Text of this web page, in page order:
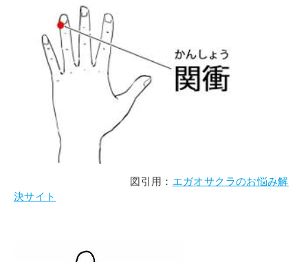
図引用： エガオサクラのお悩み解
決サイト